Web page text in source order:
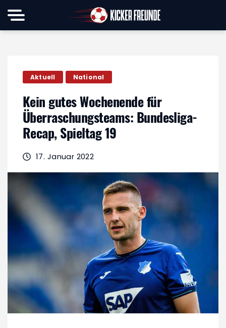
Aktuell National
Kein gutes Wochenende für
Überraschungsteams: Bundesliga-
Recap, Spieltag 19
17. Januar 2022